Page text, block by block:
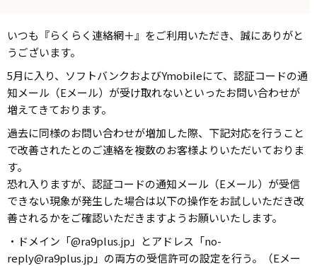
いつも『らくらく連絡網＋』をご利用いただき、誠にありがと
うございます。
5月に入り、ソフトバンクおよびYmobileにて、認証コードの通
知メール（Eメール）が受け取れないといったお問い合わせが
増えてきております。
過去に同様のお問い合わせが増加した際、下記対応を行うこと
で改善されたとのご連絡を複数のお客様よりいただいておりま
す。
恐れ入りますが、認証コードの通知メール（Eメール）が受信
できない現象が発生した場合は以下の操作をお試しいただき改
善されるかをご確認いただきますようお願いいたします。
・ドメイン「@ra9plus.jp」とアドレス「no-
reply@ra9plus.jp」の両方の受信許可の設定を行う。（Eメー